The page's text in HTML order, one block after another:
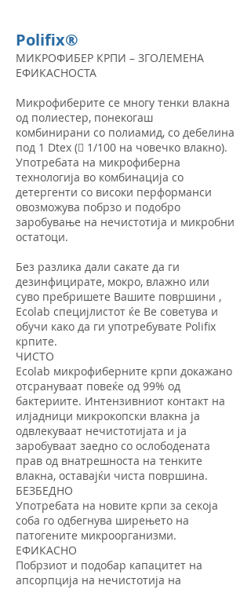
Polifix®
МИКРОФИБЕР КРПИ – ЗГОЛЕМЕНА
ЕФИКАСНОСТА
Микрофиберите се многу тенки влакна
од полиестер, понекогаш
комбинирани со полиамид, со дебелина
под 1 Dtex ( 1/100 на човечко влакно).
Употребата на микрофиберна
технологија во комбинација со
детергенти со високи перформанси
овозможува побрзо и подобро
заробување на нечистотија и микробни
остатоци.
Без разлика дали сакате да ги
дезинфицирате, мокро, влажно или
суво пребришете Вашите површини ,
Ecolab специјлистот ќе Ве советува и
обучи како да ги употребувате Polifix
крпите.
ЧИСТО
Ecolab микрофиберните крпи докажано
отсрануваат повеќе од 99% од
бактериите. Интензивниот контакт на
илјадници микрокопски влакна ја
одвлекуваат нечистотијата и ја
заробуваат заедно со ослободената
прав од внатрешноста на тенките
влакна, оставајќи чиста површина.
БЕЗБЕДНО
Употребата на новите крпи за секоја
соба го одбегнува ширењето на
патогените микроорганизми.
ЕФИКАСНО
Побрзиот и подобар капацитет на
апсорпција на нечистотија на